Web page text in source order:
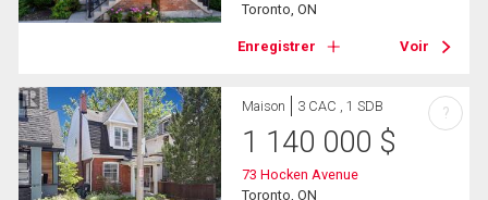
Toronto, ON
Enregistrer Voir
Maison 3 CAC , 1 SDB
1 140 000 $
73 Hocken Avenue
Toronto, ON
?